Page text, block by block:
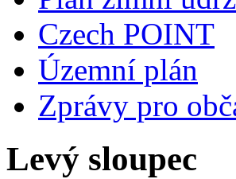
Czech POINT
Územní plán
Zprávy pro
Levý sloupec